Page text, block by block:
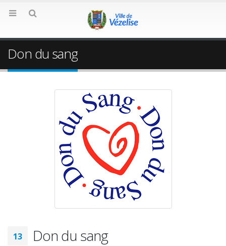
Don du sang
13 Don du sang